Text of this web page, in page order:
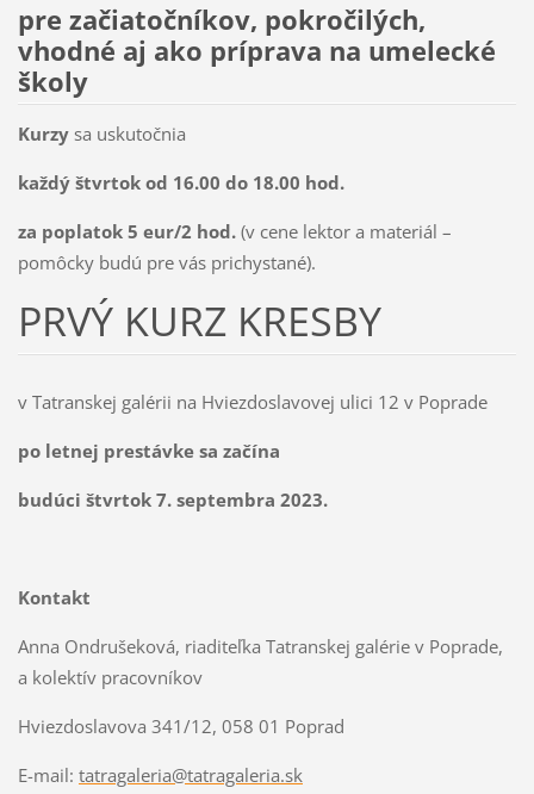
pre začiatočníkov, pokročilých,
vhodné aj ako príprava na umelecké
školy
Kurzy sa uskutočnia
každý štvrtok od 16.00 do 18.00 hod.
za poplatok 5 eur/2 hod. (v cene lektor a materiál –
pomôcky budú pre vás prichystané).
PRVÝ KURZ KRESBY
v Tatranskej galérii na Hviezdoslavovej ulici 12 v Poprade
po letnej prestávke sa začína
budúci štvrtok 7. septembra 2023.
Kontakt
Anna Ondrušeková, riaditeľka Tatranskej galérie v Poprade,
a kolektív pracovníkov
Hviezdoslavova 341/12, 058 01 Poprad
E-mail: tatragaleria@tatragaleria.sk